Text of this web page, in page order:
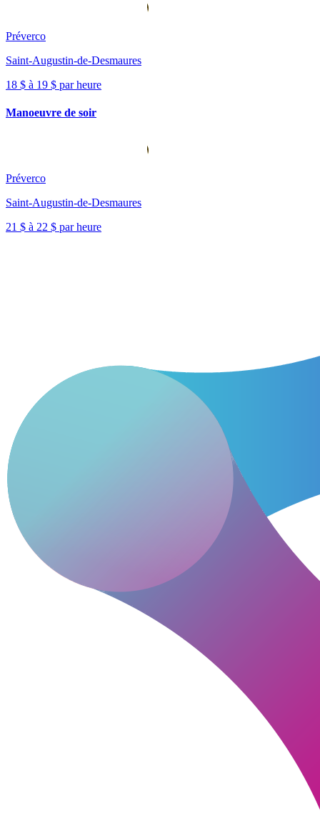
Préverco
Saint-Augustin-de-Desmaures
18 $ à 19 $ par heure
Manoeuvre de soir
Préverco
Saint-Augustin-de-Desmaures
21 $ à 22 $ par heure